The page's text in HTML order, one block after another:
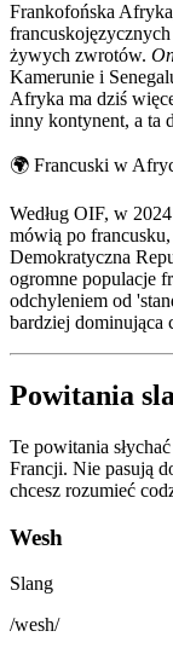
Frankofońska
żywych zwrotów.
Kamerunie i
Afryka ma dziś
inny kontynent, a ta
🌍 Francuski w
Według OIF, w
mówią po
Demokratyczna
ogromne populacje
odchyleniem od
bardziej dominująca
Powitania
Te powitania
Francji. Nie pasują
chcesz rozumieć
Wesh
Slang
/wesh/